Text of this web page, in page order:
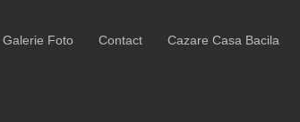
Galerie Foto Contact Cazare Casa Bacila